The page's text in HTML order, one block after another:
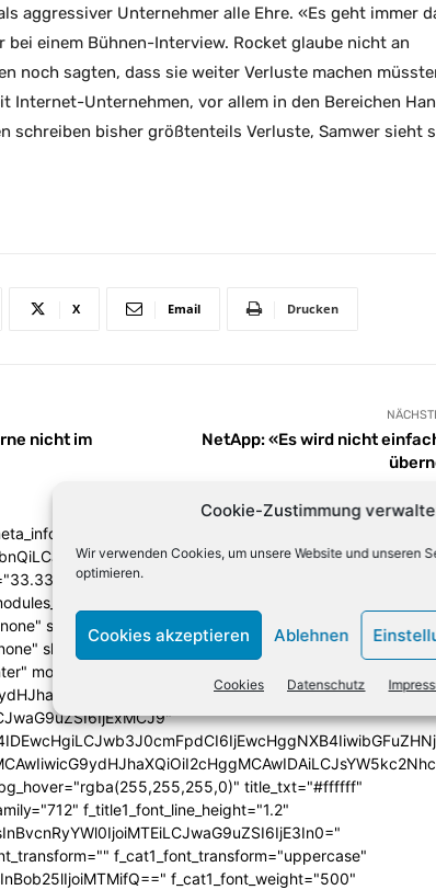
Cookie-Zustimmung
Wir verwenden Cookies, um unsere Website und unseren
optimieren.
Cookies akzeptieren Ablehnen
Cookies Datenschutz
aggressiver Unternehmer alle Ehre. «Es geht immer
bei einem Bühnen-Interview. Rocket glaube nicht an
noch sagten, dass sie weiter Verluste machen
Internet-Unternehmen, vor allem in den Bereichen
schreiben bisher größtenteils Verluste, Samwer sieht
X Email Drucken
nicht im
NetApp: «Es wird nicht
columns="33.33333333%"
show_author2="none"
show_excerpt2="none" show_excerpt1="none"
show_date1="none" show_author1="none"
modules_space1="eyJhbGwiOiIwIiwicGhvbmUiOiIzIn0="
title_txt="#ffffff"
f_title1_font_line_height="1.2"
f_cat1_font_transform="uppercase"
f_cat1_font_weight="500"